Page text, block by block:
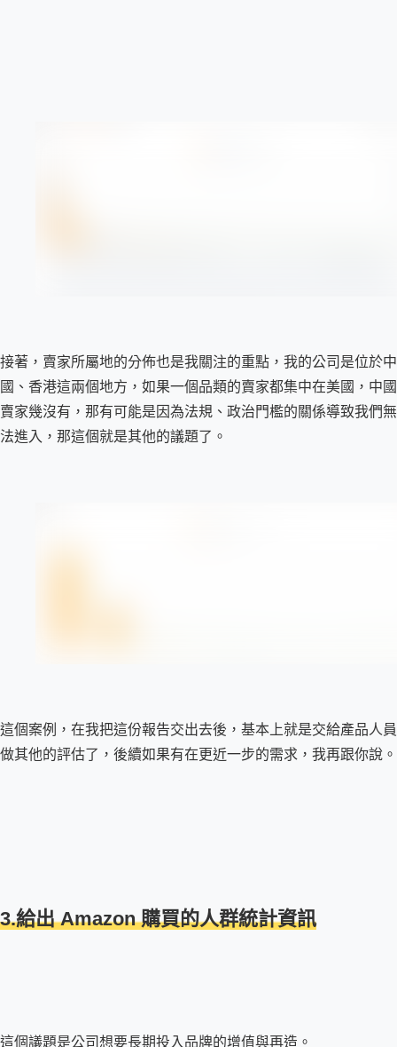
接著，賣家所屬地的分佈也是我關注的重點，我的公司是位於中
國、香港這兩個地方，如果一個品類的賣家都集中在美國，中國
賣家幾沒有，那有可能是因為法規、政治門檻的關係導致我們無
法進入，那這個就是其他的議題了。
這個案例，在我把這份報告交出去後，基本上就是交給產品人員
做其他的評估了，後續如果有在更近一步的需求，我再跟你說。
3.給出 Amazon 購買的人群統計資訊
這個議題是公司想要長期投入品牌的增值與再造。